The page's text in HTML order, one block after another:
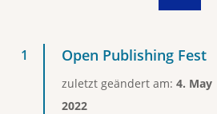
Open Publishing Fest
zuletzt geändert am: 4. May
2022